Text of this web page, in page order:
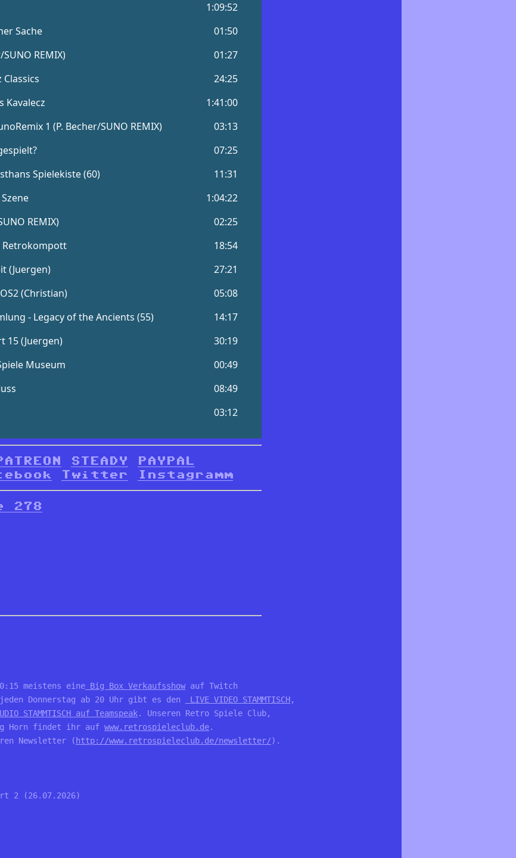
STEADY
PAYPAL
Twitter Instagramm
278
meistens eine Big Box Verkaufsshow auf Twitch
Donnerstag ab 20 Uhr gibt es den
LIVE VIDEO STAMMTISCH,
STAMMTISCH auf Teamspeak. Unseren Retro Spiele Club,
Horn findet ihr auf www.retrospieleclub.de.
Newsletter (http://www.retrospieleclub.de/newsletter/).
2 (26.07.2026)